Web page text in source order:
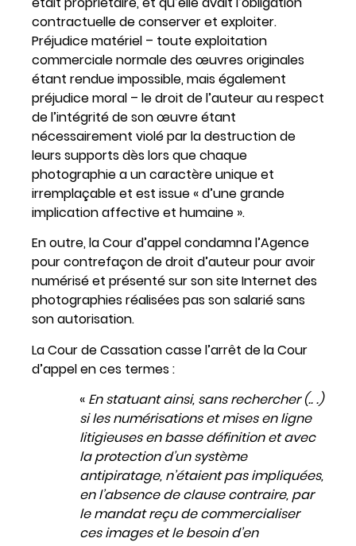
contractuelle de conserver et exploiter.
Préjudice matériel – toute exploitation
commerciale normale des œuvres originales
étant rendue impossible, mais également
préjudice moral – le droit de l’auteur au respect
de l’intégrité de son œuvre étant
nécessairement violé par la destruction de
leurs supports dès lors que chaque
photographie a un caractère unique et
irremplaçable et est issue « d’une grande
implication affective et humaine ».
En outre, la Cour d’appel condamna l’Agence
pour contrefaçon de droit d’auteur pour avoir
numérisé et présenté sur son site Internet des
photographies réalisées pas son salarié sans
son autorisation.
La Cour de Cassation casse l’arrêt de la Cour
d’appel en ces termes :
« En statuant ainsi, sans rechercher (.. .)
si les numérisations et mises en ligne
litigieuses en basse définition et avec
la protection d’un système
antipiratage, n’étaient pas impliquées,
en l’absence de clause contraire, par
le mandat reçu de commercialiser
ces images et le besoin d’en